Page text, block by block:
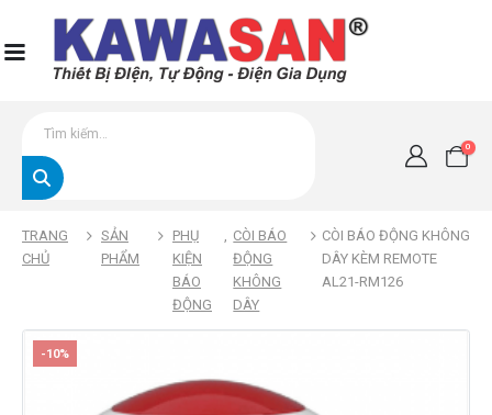
0
TRANG
CHỦ
SẢN
PHẨM
PHỤ
KIỆN
BÁO
ĐỘNG
, CÒI BÁO
ĐỘNG
KHÔNG
DÂY
CÒI BÁO ĐỘNG KHÔNG
DÂY KÈM REMOTE
AL21-RM126
-10%